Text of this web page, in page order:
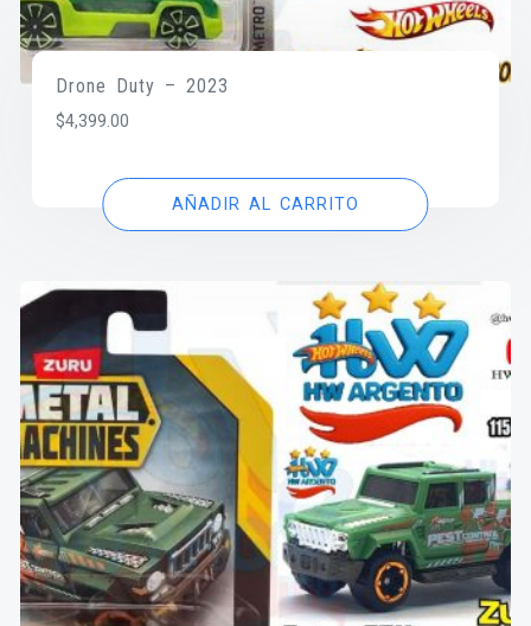
Drone Duty – 2023
$4,399.00
AÑADIR AL CARRITO